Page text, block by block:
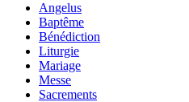
Angelus
Baptême
Bénédiction
Liturgie
Mariage
Messe
Sacrements